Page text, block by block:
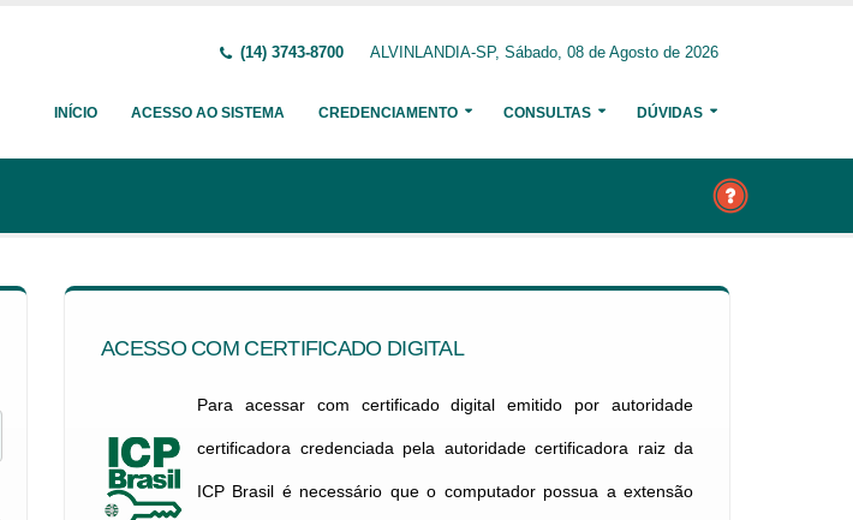
(14) 3743-8700 ALVINLANDIA-SP, Sábado, 08 de Agosto de 2026
INÍCIO ACESSO AO SISTEMA CREDENCIAMENTO CONSULTAS DÚVIDAS
ACESSO COM CERTIFICADO DIGITAL
Para acessar com certificado digital emitido por autoridade
certificadora credenciada pela autoridade certificadora raiz da
ICP Brasil é necessário que o computador possua a extensão